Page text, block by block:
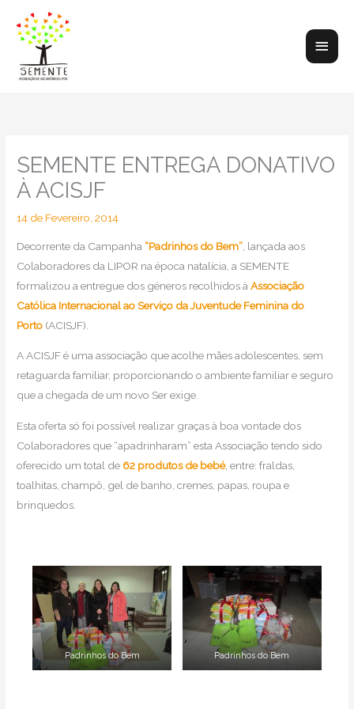
content
Main
SEMENTE ENTREGA DONATIVO
À ACISJF
14 de Fevereiro, 2014
Decorrente da Campanha “Padrinhos do Bem” , lançada aos
Colaboradores da LIPOR na época natalícia, a SEMENTE
formalizou a entregue dos géneros recolhidos àAssociação
Católica Internacional ao Serviço da Juventude Feminina do
Porto (ACISJF).
A ACISJF é uma associação que acolhe mães adolescentes, sem
retaguarda familiar, proporcionando o ambiente familiar e seguro
que a chegada de um novo Ser exige.
Esta oferta só foi possível realizar graças à boa vontade dos
Colaboradores que “apadrinharam” esta Associação tendo sido
oferecido um total de 62 produtos de bebé, entre: fraldas,
toalhitas, champô, gel de banho, cremes, papas, roupa e
brinquedos.
Padrinhos do Bem Padrinhos do Bem